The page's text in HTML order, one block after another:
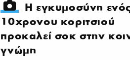
Η εγκυμοσύνη
10χρονου κοριτσιού
προκαλεί σοκ στην
γνώμη